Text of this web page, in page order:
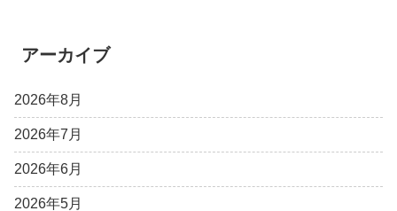
アーカイブ
2026年8月
2026年7月
2026年6月
2026年5月